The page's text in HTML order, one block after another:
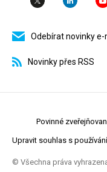
Odebírat novinky
Novinky přes RSS
Povinné
Upravit souhlas s
© Všechna práva